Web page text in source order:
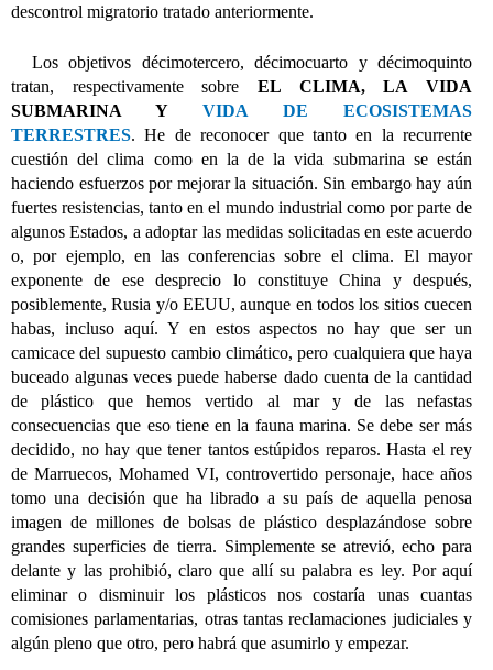
descontrol migratorio tratado anteriormente.
Los objetivos décimotercero, décimocuarto y décimoquinto
tratan, respectivamente sobreEL CLIMA, LA VIDA
SUBMARINA YVIDA DE ECOSISTEMAS
TERRESTRES. He de reconocer que tanto en la recurrente
cuestión del clima como en la de la vida submarina se están
haciendo esfuerzos por mejorar la situación. Sin embargo hay aún
fuertes resistencias, tanto en el mundo industrial como por parte de
algunos Estados, a adoptar las medidas solicitadas en este acuerdo
o, por ejemplo, en las conferencias sobre el clima. El mayor
exponente de ese desprecio lo constituye China y después,
posiblemente, Rusia y/o EEUU, aunque en todos los sitios cuecen
habas, incluso aquí. Y en estos aspectos no hay que ser un
camicace del supuesto cambio climático, pero cualquiera que haya
buceado algunas veces puede haberse dado cuenta de la cantidad
de plástico que hemos vertido al mar y de las nefastas
consecuencias que eso tiene en la fauna marina. Se debe ser más
decidido, no hay que tener tantos estúpidos reparos. Hasta el rey
de Marruecos, Mohamed VI, controvertido personaje, hace años
tomo una decisión que ha librado a su país de aquella penosa
imagen de millones de bolsas de plástico desplazándose sobre
grandes superficies de tierra. Simplemente se atrevió, echo para
delante y las prohibió, claro que allí su palabra es ley. Por aquí
eliminar o disminuir los plásticos nos costaría unas cuantas
comisiones parlamentarias, otras tantas reclamaciones judiciales y
algún pleno que otro, pero habrá que asumirlo y empezar.